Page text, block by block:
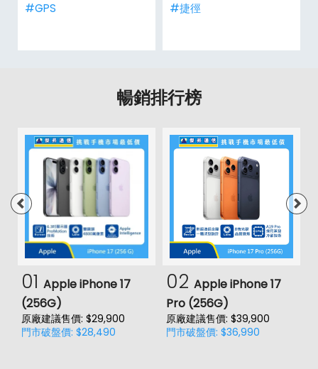
#GPS
#捷徑
暢銷排行榜
01 Apple iPhone 17
(256G)
原廠建議售價: $29,900
門市破盤價: $28,490
02 Apple iPhone 17
Pro (256G)
原廠建議售價: $39,900
門市破盤價: $36,990